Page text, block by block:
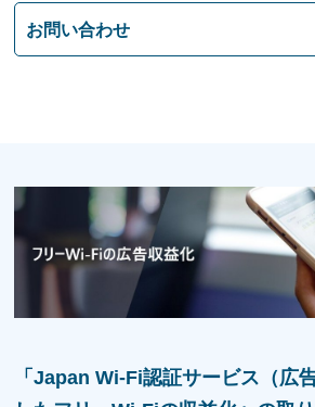
お問い合わせ
「Japan Wi-Fi認証サービス（広